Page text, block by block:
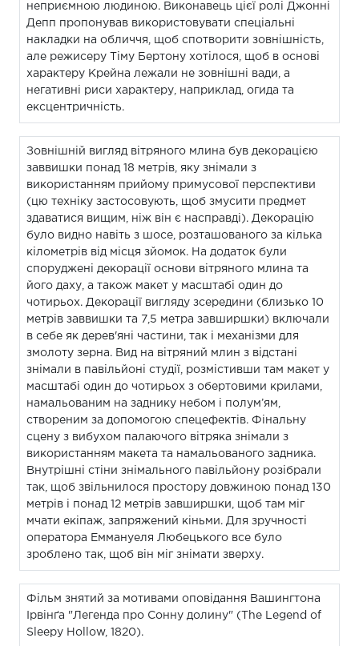
неприємною людиною. Виконавець цієї ролі Джонні
Депп пропонував використовувати спеціальні
накладки на обличчя, щоб спотворити зовнішність,
але режисеру Тіму Бертону хотілося, щоб в основі
характеру Крейна лежали не зовнішні вади, а
негативні риси характеру, наприклад, огида та
ексцентричність.
Зовнішній вигляд вітряного млина був декорацією
заввишки понад 18 метрів, яку знімали з
використанням прийому примусової перспективи
(цю техніку застосовують, щоб змусити предмет
здаватися вищим, ніж він є насправді). Декорацію
було видно навіть з шосе, розташованого за кілька
кілометрів від місця зйомок. На додаток були
споруджені декорації основи вітряного млина та
його даху, а також макет у масштабі один до
чотирьох. Декорації вигляду зсередини (близько 10
метрів заввишки та 7,5 метра завширшки) включали
в себе як дерев'яні частини, так і механізми для
змолоту зерна. Вид на вітряний млин з відстані
знімали в павільйоні студії, розмістивши там макет у
масштабі один до чотирьох з обертовими крилами,
намальованим на заднику небом і полум’ям,
створеним за допомогою спецефектів. Фінальну
сцену з вибухом палаючого вітряка знімали з
використанням макета та намальованого задника.
Внутрішні стіни знімального павільйону розібрали
так, щоб звільнилося простору довжиною понад 130
метрів і понад 12 метрів завширшки, щоб там міг
мчати екіпаж, запряжений кіньми. Для зручності
оператора Еммануеля Любецького все було
зроблено так, щоб він міг знімати зверху.
Фільм знятий за мотивами оповідання Вашингтона
Ірвінґа "Легенда про Сонну долину" (The Legend of
Sleepy Hollow, 1820).